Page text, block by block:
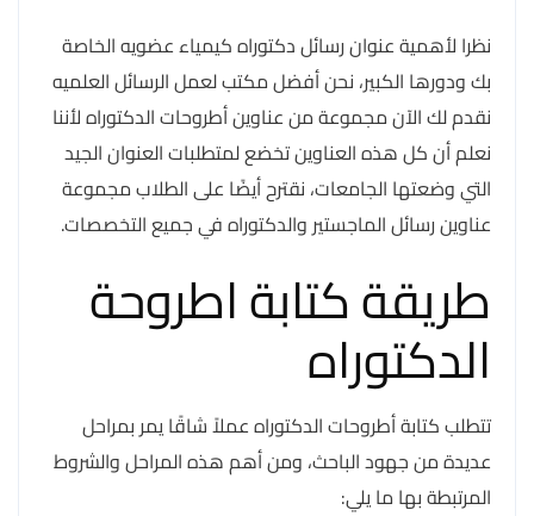
نظرا لأهمية عنوان رسائل دكتوراه كيمياء عضويه الخاصة
بك ودورها الكبير، نحن أفضل مكتب لعمل الرسائل العلميه
نقدم لك الآن مجموعة من عناوين أطروحات الدكتوراه لأننا
نعلم أن كل هذه العناوين تخضع لمتطلبات العنوان الجيد
التي وضعتها الجامعات، نقترح أيضًا على الطلاب مجموعة
عناوين رسائل الماجستير والدكتوراه في جميع التخصصات.
طريقة كتابة اطروحة
الدكتوراه
تتطلب كتابة أطروحات الدكتوراه عملاً شاقًا يمر بمراحل
عديدة من جهود الباحث، ومن أهم هذه المراحل والشروط
المرتبطة بها ما يلي: